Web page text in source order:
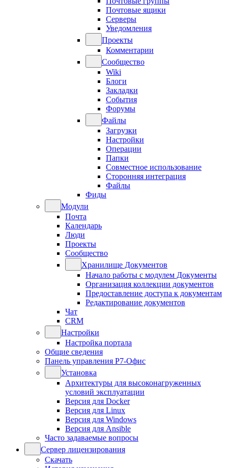
Почтовые ящики
Серверы
Уведомления
Проекты
Комментарии
Сообщество
Wiki
Блоги
Закладки
События
Форумы
Файлы
Загрузки
Настройки
Операции
Папки
Совместное использование
Сторонняя интеграция
Файлы
Фиды
Модули
Почта
Календарь
Люди
Проекты
Сообщество
Хранилище Документов
Начало работы с модулем Документы
Организация коллекции документов
Предоставление доступа к документам
Редактирование документов
Чат
CRM
Настройки
Настройка портала
Общие сведения
Панель управления Р7-Офис
Установка
Архитектуры для высоконагруженных
условий эксплуатации
Версия для Docker
Версия для Linux
Версия для Windows
Версия для Ansible
Часто задаваемые вопросы
Сервер лицензирования
Скачать